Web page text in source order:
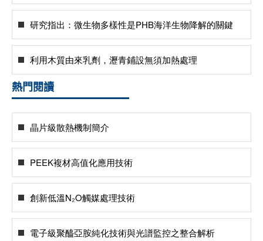
研究指出：微生物多樣性是PHB海洋生物降解的關鍵
利用木質由來乳劑，瀝青鋪設無須加熱處理
熱門閱讀
晶片級散熱機制簡介
PEEK複材高值化應用技術
創新低溫N₂O觸媒處理技術
電子級聚醯亞胺純化技術與光譜監控之整合解析